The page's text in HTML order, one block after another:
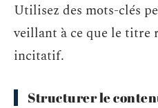
Utilisez des mots-clés
veillant à ce que le titre
incitatif.
Structurer le